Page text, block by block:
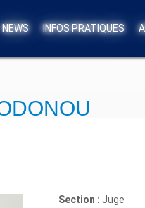
NEWS
INFOS PRATIQUES
Section : Juge